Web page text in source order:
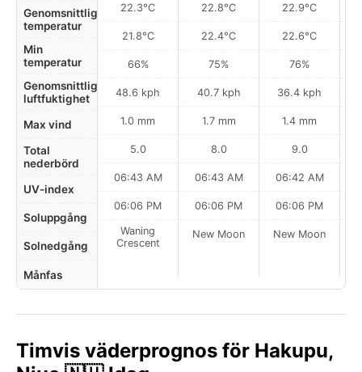
Genomsnittlig
temperatur
Min
temperatur
Genomsnittlig
luftfuktighet
Max vind
Total
nederbörd
UV-index
Soluppgång
Solnedgång
Månfas
22.3°C
21.8°C
66%
48.6 kph
1.0 mm
5.0
06:43 AM
06:06 PM
Waning
Crescent
22.8°C
22.4°C
75%
40.7 kph
1.7 mm
8.0
06:43 AM
06:06 PM
New Moon
22.9°C
22.6°C
76%
36.4 kph
1.4 mm
9.0
06:42 AM
06:06 PM
New Moon
Timvis väderprognos för Hakupu,